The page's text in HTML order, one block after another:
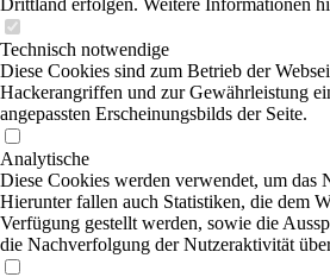
Technisch notwendige
Diese Cookies sind zum Betrieb der
Hackerangriffen und zur Gewährleistung
angepassten Erscheinungsbilds der Seite.
Analytische
Diese Cookies werden verwendet, um das
Hierunter fallen auch Statistiken, die dem
Verfügung gestellt werden, sowie die
die Nachverfolgung der Nutzeraktivität